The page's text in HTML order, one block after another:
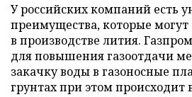
У российских компаний есть
преимущества, которые
в производстве лития.
для повышения газоотдачи
закачку воды в газоносные
грунтах при этом